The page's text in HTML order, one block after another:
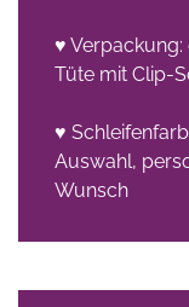
♥
Tüte mit Clip-
♥
Auswahl,
Wunsch